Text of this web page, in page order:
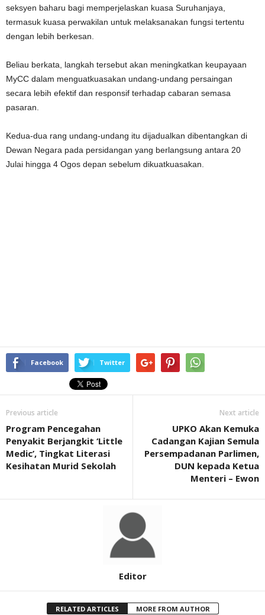
seksyen baharu bagi memperjelaskan kuasa Suruhanjaya,
termasuk kuasa perwakilan untuk melaksanakan fungsi tertentu
dengan lebih berkesan.
Beliau berkata, langkah tersebut akan meningkatkan keupayaan
MyCC dalam menguatkuasakan undang-undang persaingan
secara lebih efektif dan responsif terhadap cabaran semasa
pasaran.
Kedua-dua rang undang-undang itu dijadualkan dibentangkan di
Dewan Negara pada persidangan yang berlangsung antara 20
Julai hingga 4 Ogos depan sebelum dikuatkuasakan.
Facebook Twitter
Previous article
Program Pencegahan
Penyakit Berjangkit ‘Little
Medic’, Tingkat Literasi
Kesihatan Murid Sekolah
Next article
UPKO Akan Kemuka
Cadangan Kajian Semula
Persempadanan Parlimen,
DUN kepada Ketua
Menteri – Ewon
Editor
RELATED ARTICLES MORE FROM AUTHOR